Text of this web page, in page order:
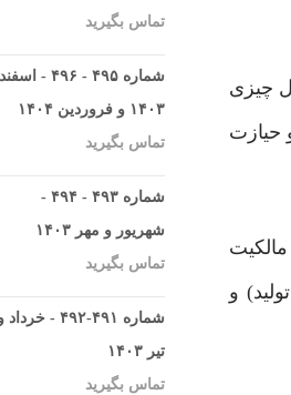
چیزی
حیازت
و
تماس بگیرید
شماره ۴۹۵ - ۴۹۶ - اسفند
۱۴۰۳ و فروردین ۱۴۰۴
تماس بگیرید
شماره ۴۹۳ - ۴۹۴ -
شهریور و مهر ۱۴۰۳
تماس بگیرید
شماره ۴۹۱-۴۹۲ - خرداد
تیر ۱۴۰۳
تماس بگیرید